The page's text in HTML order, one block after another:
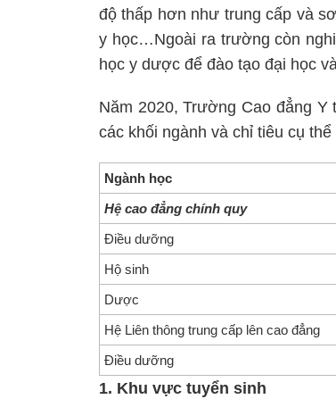
độ thấp hơn như trung cấp và
y học…Ngoài ra trường còn
học y dược để đào tạo đại học
Năm 2020, Trường Cao đẳng Y
các khối ngành và chỉ tiêu cụ
Ngành học
Hệ cao đẳng chính quy
Điều dưỡng
Hộ sinh
Dược
Hệ Liên thông trung cấp lên cao đẳng
Điều dưỡng
1. Khu vực tuyển sinh